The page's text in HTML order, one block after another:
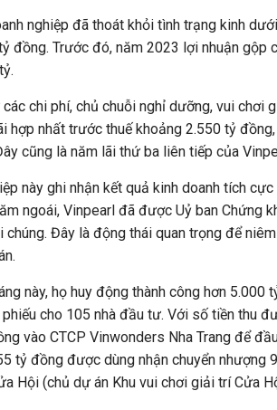
nghiệp đã thoát khỏi tình trạng kinh
đồng. Trước đó, năm 2023 lợi nhuận gộp
chi phí, chủ chuỗi nghỉ dưỡng, vui chơi
hợp nhất trước thuế khoảng 2.550 tỷ
cũng là năm lãi thứ ba liên tiếp của
này ghi nhận kết quả kinh doanh tích
ngoái, Vinpearl đã được Uỷ ban Chứng
chúng. Đây là động thái quan trọng để
này, họ huy động thành công hơn 5.000
cho 105 nhà đầu tư. Với số tiền thu
vào CTCP Vinwonders Nha Trang để
tỷ đồng được dùng nhận chuyển nhượng
Hội (chủ dự án Khu vui chơi giải trí Cửa